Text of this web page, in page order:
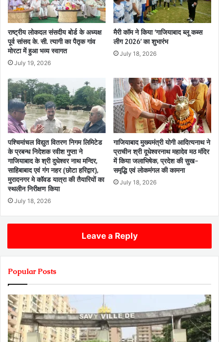
राष्ट्रीय लोकदल संसदीय बोर्ड के अध्यक्ष
पूर्व सांसद के. सी. त्यागी का पैतृक गांव
मोरटा में हुआ भव्य स्वागत
July 19, 2026
मैरी कॉम ने किया ‘गाजियाबाद ब्लू कब्स
लीग 2026’ का शुभारंभ
July 18, 2026
पश्चिमांचल विद्युत वितरण निगम लिमिटेड
के प्रबन्ध निदेशक रवीश गुप्ता ने
गाजियाबाद के श्री दुधेश्वर नाथ मन्दिर,
साहिबाबाद एवं गंग नहर (छोटा हरिद्वार),
मुरादनगर मे कॉवड यात्रा की तैयारियों का
स्थलीन निरीक्षण किया
July 18, 2026
गाजियाबाद मुख्यमंत्री योगी आदित्यनाथ ने
प्राचीन श्री दूधेश्वरनाथ महादेव मठ मंदिर
में किया जलाभिषेक, प्रदेश की सुख-
समृद्धि एवं लोकमंगल की कामना
July 18, 2026
Leave a Reply
Popular Posts